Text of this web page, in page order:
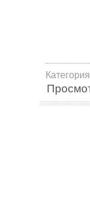
Категория